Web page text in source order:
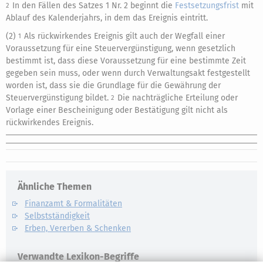
2 In den Fällen des Satzes 1 Nr. 2 beginnt die Festsetzungsfrist mit
Ablauf des Kalenderjahrs, in dem das Ereignis eintritt.
(2) 1 Als rückwirkendes Ereignis gilt auch der Wegfall einer
Voraussetzung für eine Steuervergünstigung, wenn gesetzlich
bestimmt ist, dass diese Voraussetzung für eine bestimmte Zeit
gegeben sein muss, oder wenn durch Verwaltungsakt festgestellt
worden ist, dass sie die Grundlage für die Gewährung der
Steuervergünstigung bildet. 2 Die nachträgliche Erteilung oder
Vorlage einer Bescheinigung oder Bestätigung gilt nicht als
rückwirkendes Ereignis.
Ähnliche Themen
Finanzamt & Formalitäten
Selbstständigkeit
Erben, Vererben & Schenken
Verwandte Lexikon-Begriffe